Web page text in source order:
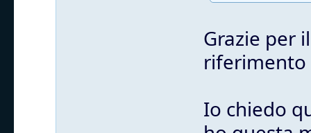
Grazie per
riferimento
Io chiedo